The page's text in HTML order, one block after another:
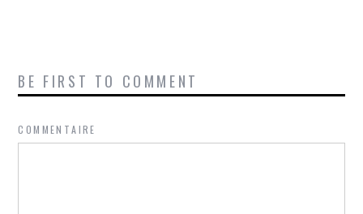
BE FIRST TO COMMENT
COMMENTAIRE